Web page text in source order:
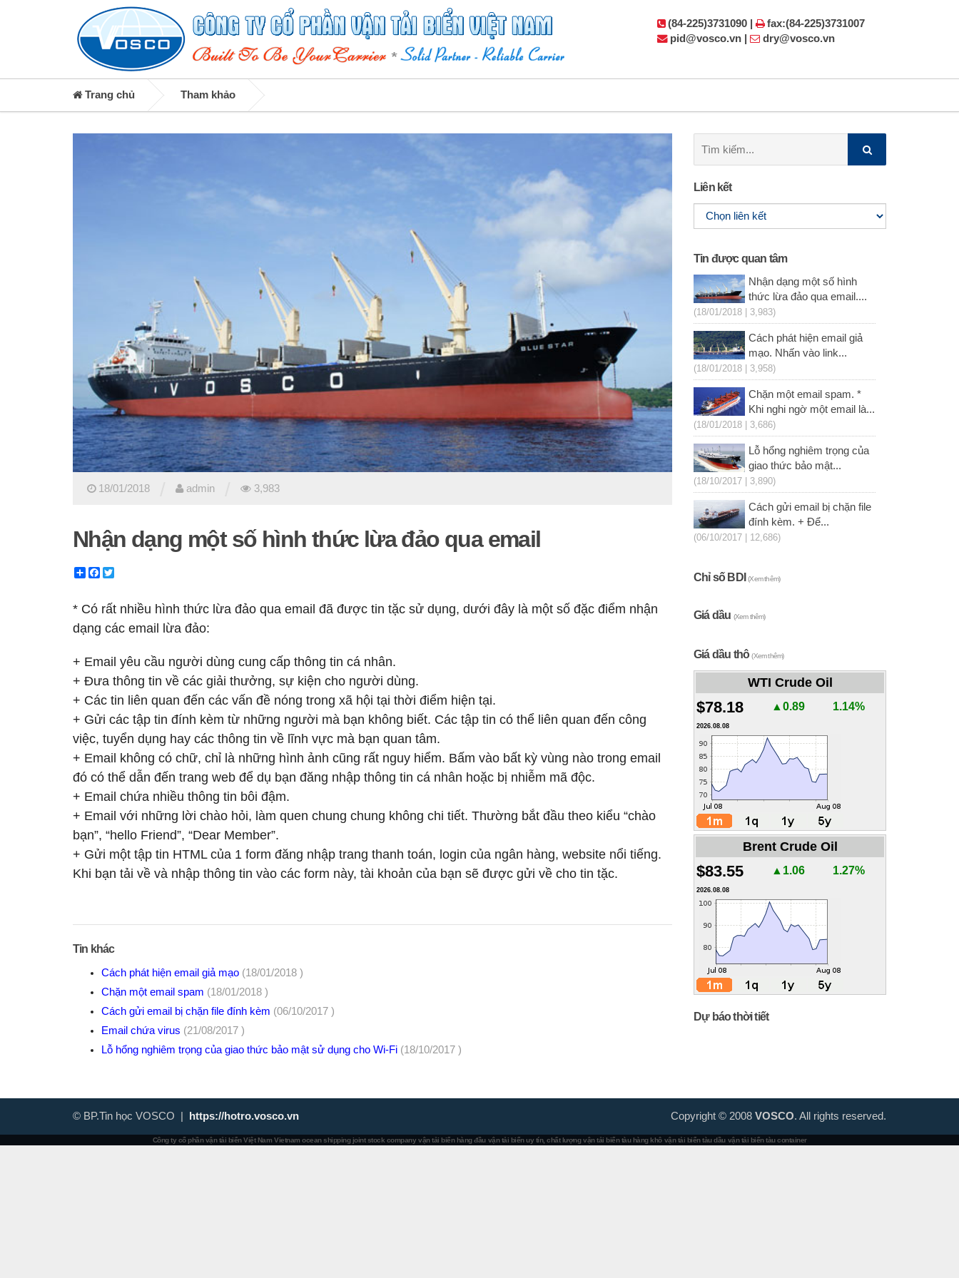
(84-225)3731090 |
fax:(84-225)3731007
pid@vosco.vn |
dry@vosco.vn
Trang chủ Tham khảo
18/01/2018 admin 3,983
Nhận dạng một số hình thức lừa đảo qua email
ShareFacebook
* Có rất nhiều hình thức lừa đảo qua email đã được tin tặc sử dụng, dưới đây là một số đặc điểm nhận
dạng các email lừa đảo:
+ Email yêu cầu người dùng cung cấp thông tin cá nhân.
+ Đưa thông tin về các giải thưởng, sự kiện cho người dùng.
+ Các tin liên quan đến các vấn đề nóng trong xã hội tại thời điểm hiện tại.
+ Gửi các tập tin đính kèm từ những người mà bạn không biết. Các tập tin có thể liên quan đến công
việc, tuyển dụng hay các thông tin về lĩnh vực mà bạn quan tâm.
+ Email không có chữ, chỉ là những hình ảnh cũng rất nguy hiểm. Bấm vào bất kỳ vùng nào trong email
đó có thể dẫn đến trang web để dụ bạn đăng nhập thông tin cá nhân hoặc bị nhiễm mã độc.
+ Email chứa nhiều thông tin bôi đậm.
+ Email với những lời chào hỏi, làm quen chung chung không chi tiết. Thường bắt đầu theo kiểu “chào
bạn”, “hello Friend”, “Dear Member”.
+ Gửi một tập tin HTML của 1 form đăng nhập trang thanh toán, login của ngân hàng, website nổi tiếng.
Khi bạn tải về và nhập thông tin vào các form này, tài khoản của bạn sẽ được gửi về cho tin tặc.
Tin khác
Cách phát hiện email giả mạo (18/01/2018 )
Chặn một email spam (18/01/2018 )
Cách gửi email bị chặn file đính kèm (06/10/2017 )
Email chứa virus (21/08/2017 )
Lỗ hổng nghiêm trọng của giao thức bảo mật sử dụng cho Wi-Fi (18/10/2017 )
kiếm:
Liên kết
Tin được quan tâm
Nhận dạng một số hình
thức lừa đảo qua email....
(18/01/2018 | 3,983)
Cách phát hiện email giả
mạo. Nhấn vào link...
(18/01/2018 | 3,958)
Chặn một email spam. *
Khi nghi ngờ một email là...
(18/01/2018 | 3,686)
Lỗ hổng nghiêm trọng của
giao thức bảo mật...
(18/10/2017 | 3,890)
Cách gửi email bị chặn file
đính kèm. + Để...
(06/10/2017 | 12,686)
Chỉ số BDI(Xem thêm)
Giá dầu (Xem thêm)
Giá dầu thô(Xem thêm)
WTI Crude Oil
$78.18 ▲0.89 1.14%
2026.08.08
Brent Crude Oil
$83.55 ▲1.06 1.27%
2026.08.08
Dự báo thời tiết
© BP.Tin học VOSCO | https://hotro.vosco.vn Copyright © 2008 VOSCO. All rights reserved.
Công ty cổ phần vận tải biển Việt Nam Vietnam ocean shipping joint stock company vận tải biển hàng đầu vận tải biển uy tín, chất lượng vận tải biển tàu hàng khô vận tải biển tàu dầu vận tải biển tàu container